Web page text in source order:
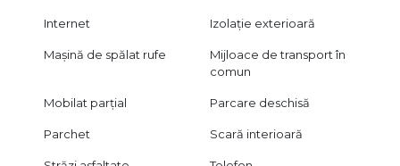
Internet Izolație exterioară
Mașină de spălat rufe
Mijloace de transport în
comun
Mobilat parțial Parcare deschisă
Parchet Scară interioară